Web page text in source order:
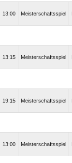
13:00 Meisterschaftsspiel
13:15 Meisterschaftsspiel
19:15 Meisterschaftsspiel
13:00 Meisterschaftsspiel